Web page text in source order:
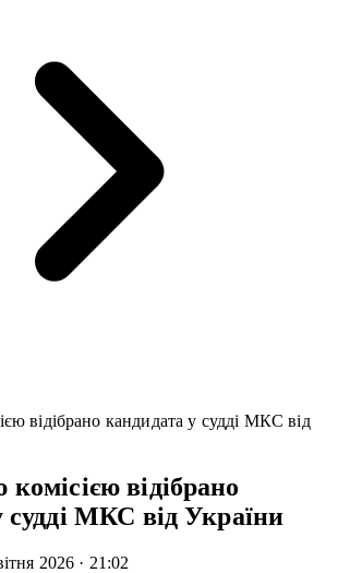
відібрано кандидата у судді МКС від
відібрано
судді МКС від України
2026 · 21:02